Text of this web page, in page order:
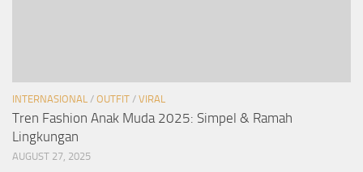
INTERNASIONAL / OUTFIT / VIRAL
Tren Fashion Anak Muda 2025: Simpel & Ramah
Lingkungan
AUGUST 27, 2025